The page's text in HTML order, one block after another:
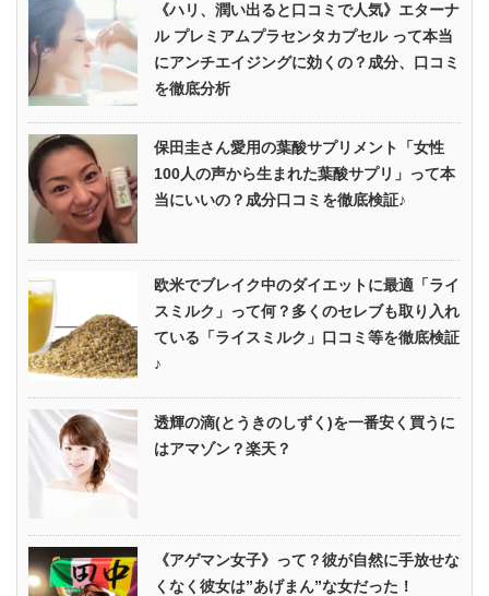
《ハリ、潤い出ると口コミで人気》エターナ
ル プレミアムプラセンタカプセル って本当
にアンチエイジングに効くの？成分、口コミ
を徹底分析
保田圭さん愛用の葉酸サプリメント「女性
100人の声から生まれた葉酸サプリ」って本
当にいいの？成分口コミを徹底検証♪
欧米でブレイク中のダイエットに最適「ライ
スミルク」って何？多くのセレブも取り入れ
ている「ライスミルク」口コミ等を徹底検証
♪
透輝の滴(とうきのしずく)を一番安く買うに
はアマゾン？楽天？
《アゲマン女子》って？彼が自然に手放せな
くなく彼女は”あげまん”な女だった！